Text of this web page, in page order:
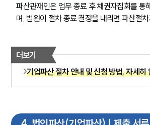
파산관재인은 업무 종료 후 채권자집회를 통
며, 법원이 절차 종료 결정을 내리면 파산절
더보기
기업파산 절차 안내 및 신청 방법, 자세히